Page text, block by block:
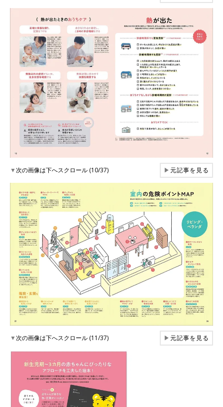
▼次の画像は下へスクロール (10/37) ▶元記事を見る
▼次の画像は下へスクロール (11/37) ▶元記事を見る